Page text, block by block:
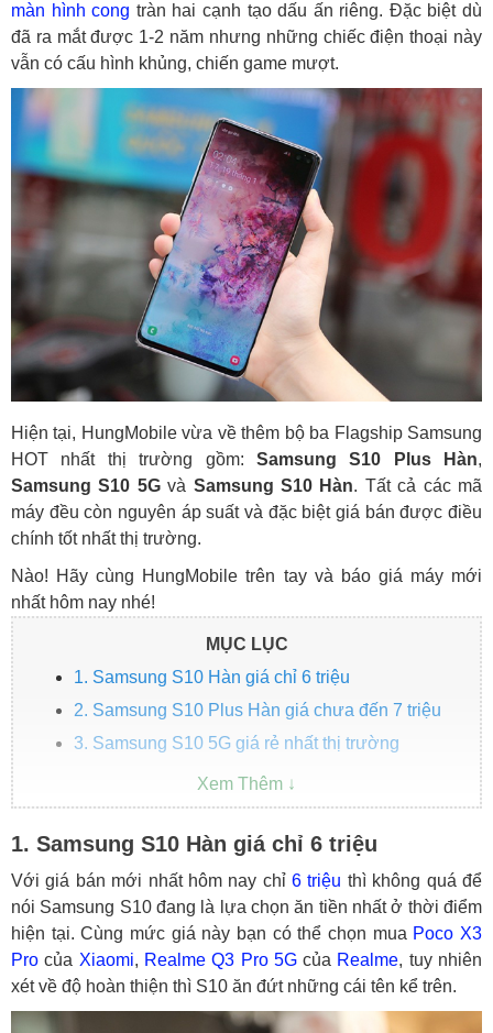
màn hình cong tràn hai cạnh tạo dấu ấn riêng. Đặc biệt dù
đã ra mắt được 1-2 năm nhưng những chiếc điện thoại này
vẫn có cấu hình khủng, chiến game mượt.
Hiện tại, HungMobile vừa về thêm bộ ba Flagship Samsung
HOT nhất thị trường gồm: Samsung S10 Plus Hàn,
Samsung S10 5Gvà Samsung S10 Hàn. Tất cả các mã
máy đều còn nguyên áp suất và đặc biệt giá bán được điều
chính tốt nhất thị trường.
Nào! Hãy cùng HungMobile trên tay và báo giá máy mới
nhất hôm nay nhé!
MỤC LỤC
1. Samsung S10 Hàn giá chỉ 6 triệu
2. Samsung S10 Plus Hàn giá chưa đến 7 triệu
3. Samsung S10 5G giá rẻ nhất thị trường
1. Samsung S10 Hàn giá chỉ 6 triệu
Với giá bán mới nhất hôm nay chỉ6 triệu thì không quá để
nói Samsung S10 đang là lựa chọn ăn tiền nhất ở thời điểm
hiện tại. Cùng mức giá này bạn có thể chọn mua Poco X3
Pro của Xiaomi, Realme Q3 Pro 5Gcủa Realme, tuy nhiên
xét về độ hoàn thiện thì S10 ăn đứt những cái tên kể trên.